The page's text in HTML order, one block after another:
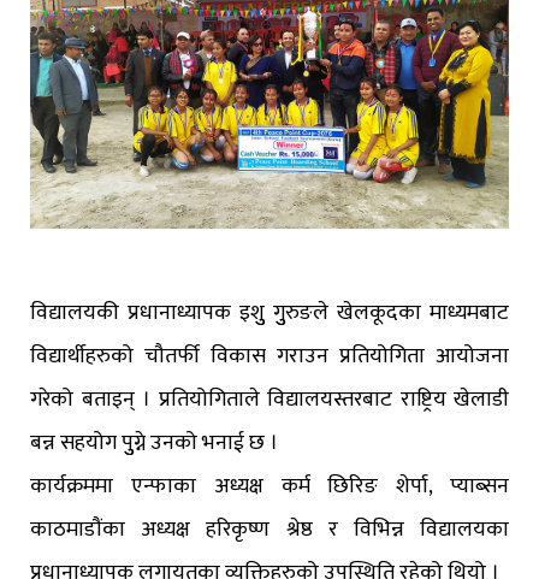
विद्यालयकी प्रधानाध्यापक इशुु गुुरुङले खेलकूदका माध्यमबाट
विद्यार्थीहरुको चौतर्फी विकास गराउन प्रतियोगिता आयोजना
गरेको बताइन् । प्रतियोगिताले विद्यालयस्तरबाट राष्ट्रिय खेलाडी
बन्न सहयोग पुुग्ने उनको भनाई छ ।
कार्यक्रममा एन्फाका अध्यक्ष कर्म छिरिङ शेर्पा, प्याब्सन
काठमाडौंका अध्यक्ष हरिकृष्ण श्रेष्ठ र विभिन्न विद्यालयका